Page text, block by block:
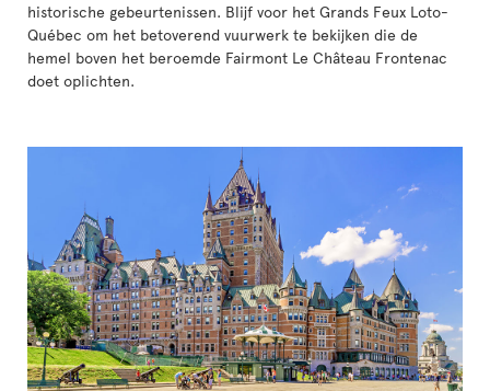
historische gebeurtenissen. Blijf voor het Grands Feux Loto-
Québec om het betoverend vuurwerk te bekijken die de
hemel boven het beroemde Fairmont Le Château Frontenac
doet oplichten.